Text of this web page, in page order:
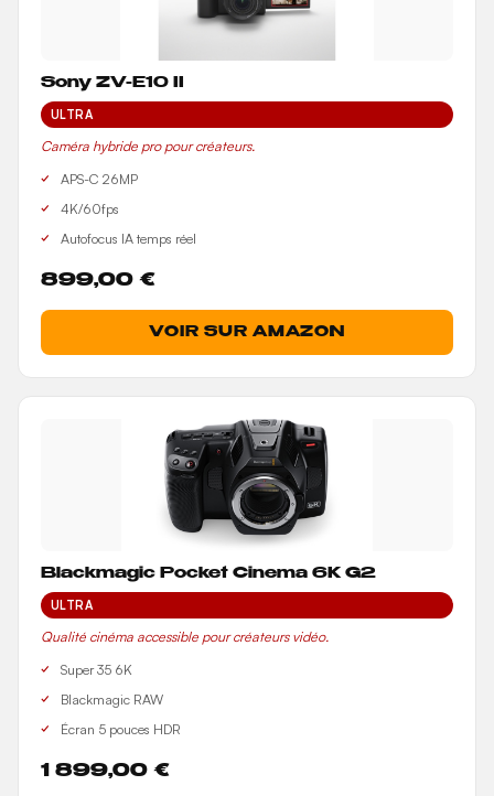
Sony ZV-E10 II
ULTRA
Caméra hybride pro pour créateurs.
APS-C 26MP
4K/60fps
Autofocus IA temps réel
899,00 €
VOIR SUR AMAZON
Blackmagic Pocket Cinema 6K G2
ULTRA
Qualité cinéma accessible pour créateurs vidéo.
Super 35 6K
Blackmagic RAW
Écran 5 pouces HDR
1 899,00 €